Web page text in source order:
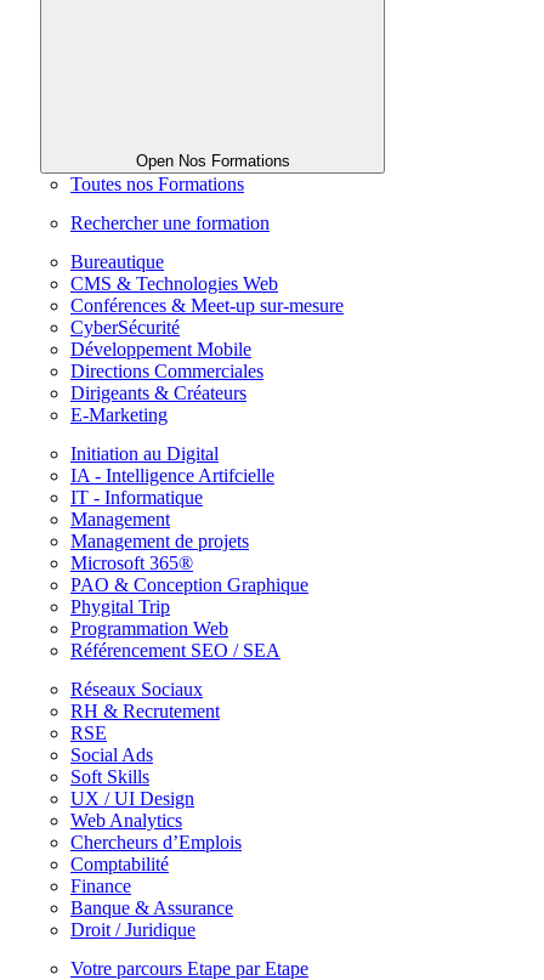
Open Nos Formations
Toutes nos Formations
Rechercher une formation
Bureautique
CMS & Technologies Web
Conférences & Meet-up sur-mesure
CyberSécurité
Développement Mobile
Directions Commerciales
Dirigeants & Créateurs
E-Marketing
Initiation au Digital
IA - Intelligence Artifcielle
IT - Informatique
Management
Management de projets
Microsoft 365®
PAO & Conception Graphique
Phygital Trip
Programmation Web
Référencement SEO / SEA
Réseaux Sociaux
RH & Recrutement
RSE
Social Ads
Soft Skills
UX / UI Design
Web Analytics
Chercheurs d’Emplois
Comptabilité
Finance
Banque & Assurance
Droit / Juridique
Votre parcours Etape par Etape